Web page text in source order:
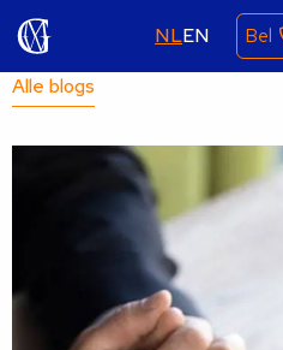
NLEN Bel
Alle blogs